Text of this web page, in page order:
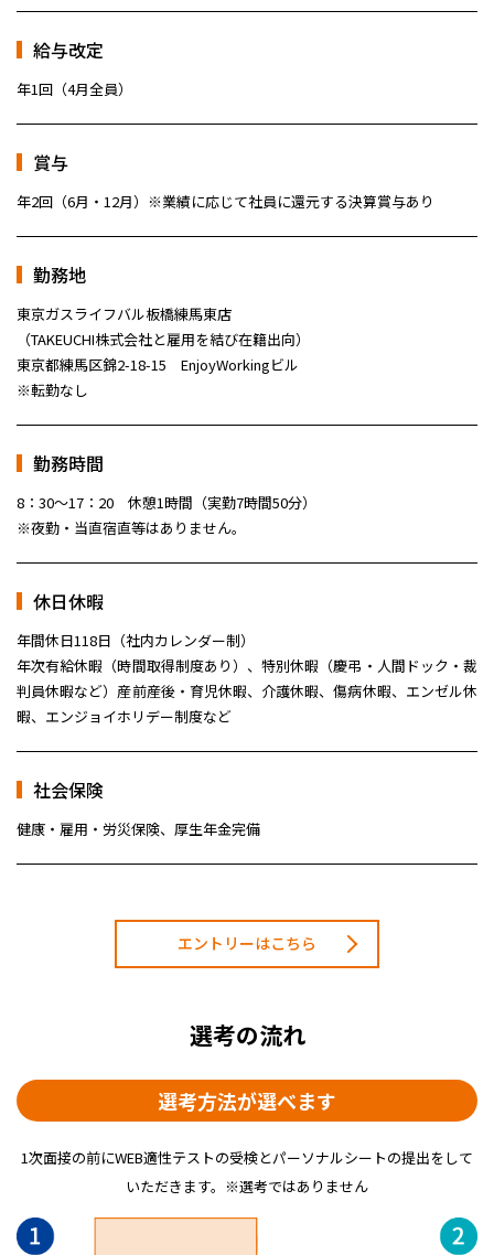
給与改定
年1回（4月全員）
賞与
年2回（6月・12月）※業績に応じて社員に還元する決算賞与あり
勤務地
東京ガスライフバル板橋練馬東店
（TAKEUCHI株式会社と雇用を結び在籍出向）
東京都練馬区錦2-18-15 EnjoyWorkingビル
※転勤なし
勤務時間
8：30～17：20 休憩1時間（実勤7時間50分）
※夜勤・当直宿直等はありません。
休日休暇
年間休日118日（社内カレンダー制）
年次有給休暇（時間取得制度あり）、特別休暇（慶弔・人間ドック・裁
判員休暇など） 産前産後・育児休暇、介護休暇、傷病休暇、エンゼル休
暇、エンジョイホリデー制度など
社会保険
健康・雇用・労災保険、厚生年金完備
エントリーはこちら
選考の流れ
選考方法が選べます
1次面接の前にWEB適性テストの受検とパーソナルシートの提出をして
いただきます。※選考ではありません